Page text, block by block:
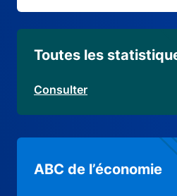
Toutes les
Consulter
ABC de l’économie